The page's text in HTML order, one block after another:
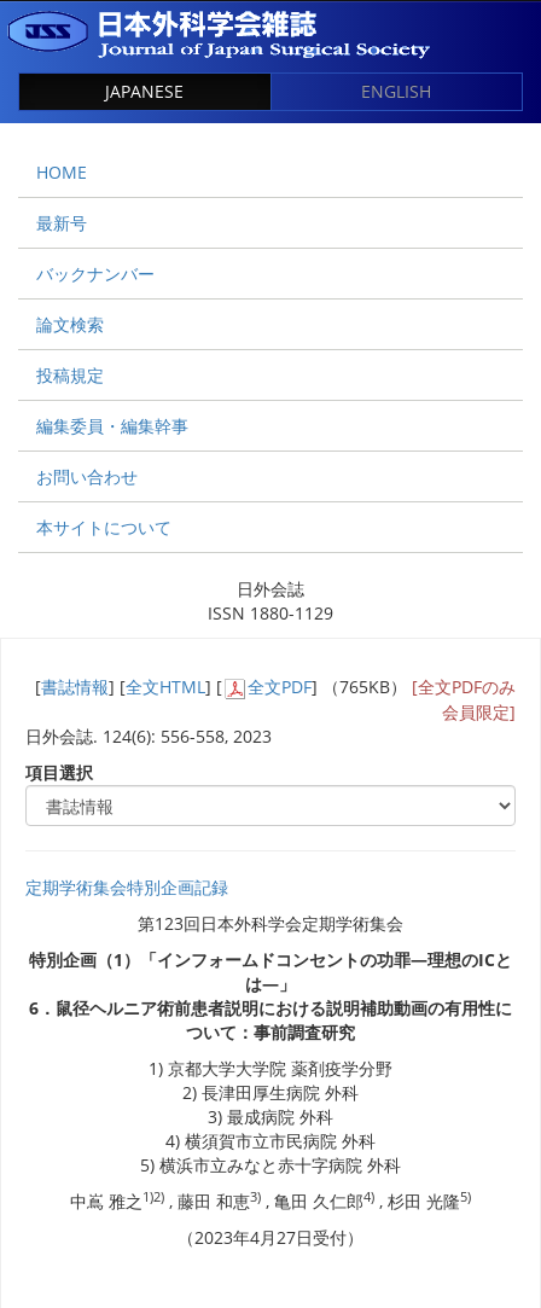
JAPANESE ENGLISH
HOME
最新号
バックナンバー
論文検索
投稿規定
編集委員・編集幹事
お問い合わせ
本サイトについて
日外会誌
ISSN 1880-1129
[書誌情報] [全文HTML] [ 全文PDF] （765KB） [全文PDFのみ
会員限定]
日外会誌. 124(6): 556-558, 2023
項目選択
定期学術集会特別企画記録
第123回日本外科学会定期学術集会
特別企画（1）「インフォームドコンセントの功罪―理想のICと
は―」
6．鼠径ヘルニア術前患者説明における説明補助動画の有用性に
ついて：事前調査研究
1) 京都大学大学院 薬剤疫学分野
2) 長津田厚生病院 外科
3) 最成病院 外科
4) 横須賀市立市民病院 外科
5) 横浜市立みなと赤十字病院 外科
中嶌 雅之 1)2) , 藤田 和恵3) , 亀田 久仁郎4) , 杉田 光隆5)
（2023年4月27日受付）